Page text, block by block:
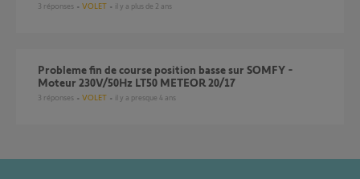
3 réponses VOLET il y a plus de 2 ans
Probleme fin de course position basse sur SOMFY -
Moteur 230V/50Hz LT50 METEOR 20/17
3 réponses VOLET il y a presque 4 ans